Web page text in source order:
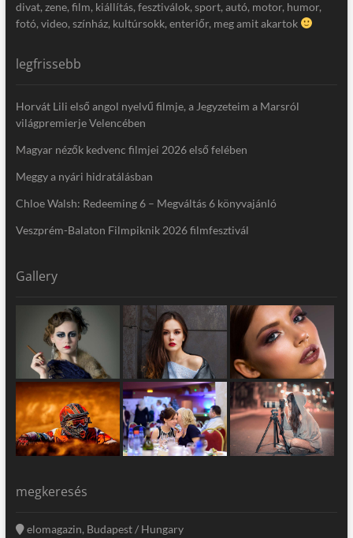
divat, zene, film, kiállítás, fesztiválok, sport, autó, motor, humor,
fotó, video, színház, kultúrsokk, enteriőr, meg amit akartok
legfrissebb
Horvát Lili első angol nyelvű filmje, a Jegyzeteim a Marsról
világpremierje Velencében
Magyar nézők kedvenc filmjei 2026 első felében
Meggy a nyári hidratálásban
Chloe Walsh: Redeeming 6 – Megváltás 6 könyvajánló
Veszprém-Balaton Filmpiknik 2026 filmfesztivál
Gallery
megkeresés
elomagazin, Budapest / Hungary